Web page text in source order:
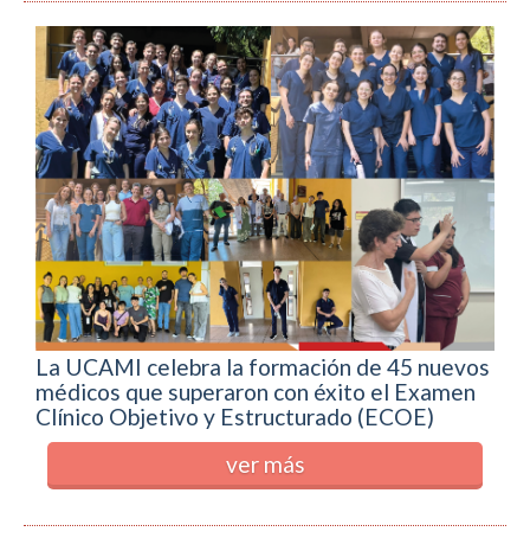
La UCAMI celebra la formación de 45 nuevos
médicos que superaron con éxito el Examen
Clínico Objetivo y Estructurado (ECOE)
ver más